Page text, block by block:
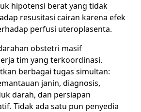
hipotensi berat yang tidak
resusitasi cairan karena efek
perfusi uteroplasenta.
obstetri masif
tim yang terkoordinasi.
berbagai tugas simultan:
janin, diagnosis,
darah, dan persiapan
Tidak ada satu pun penyedia